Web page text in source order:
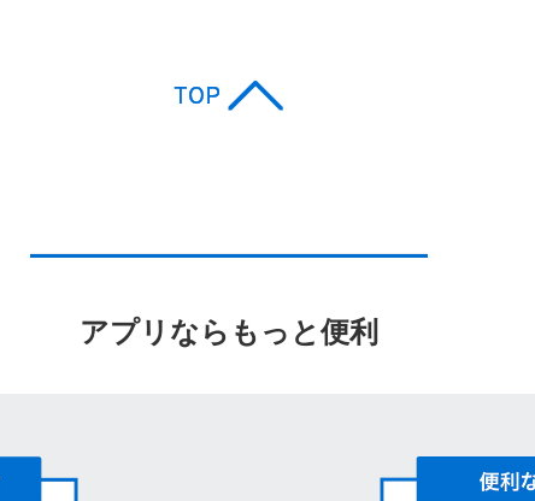
アプリならもっと便利